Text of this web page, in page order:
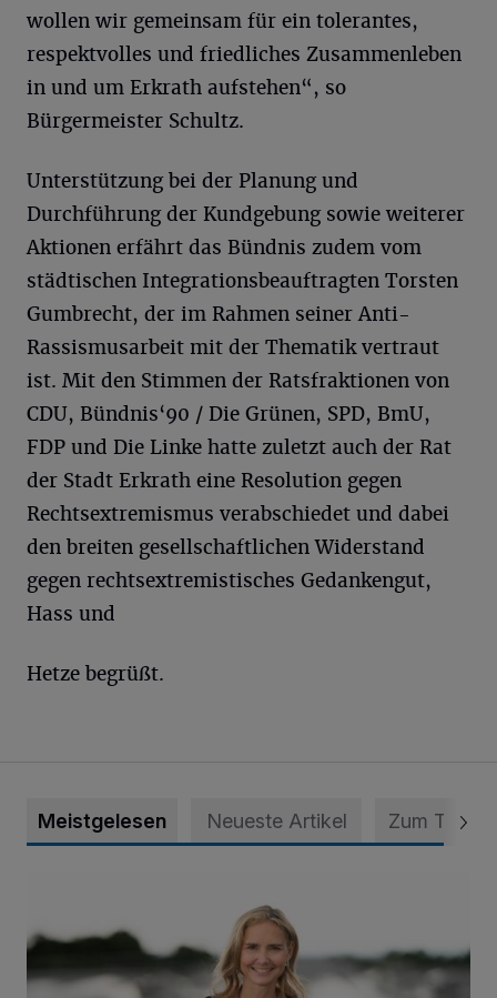
wollen wir gemeinsam für ein tolerantes,
respektvolles und friedliches Zusammenleben
in und um Erkrath aufstehen“, so
Bürgermeister Schultz.
Unterstützung bei der Planung und
Durchführung der Kundgebung sowie weiterer
Aktionen erfährt das Bündnis zudem vom
städtischen Integrationsbeauftragten Torsten
Gumbrecht, der im Rahmen seiner Anti-
Rassismusarbeit mit der Thematik vertraut
ist. Mit den Stimmen der Ratsfraktionen von
CDU, Bündnis‘90 / Die Grünen, SPD, BmU,
FDP und Die Linke hatte zuletzt auch der Rat
der Stadt Erkrath eine Resolution gegen
Rechtsextremismus verabschiedet und dabei
den breiten gesellschaftlichen Widerstand
gegen rechtsextremistisches Gedankengut,
Hass und
Hetze begrüßt.
Meistgelesen Neueste Artikel Zum Thema